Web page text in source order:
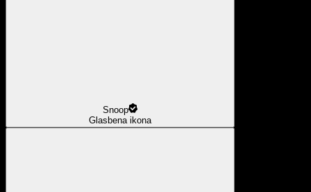
Snoop
Glasbena ikona